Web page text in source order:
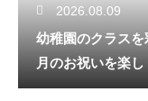
2026.08.09
幼稚園のクラス
月のお祝いを楽し